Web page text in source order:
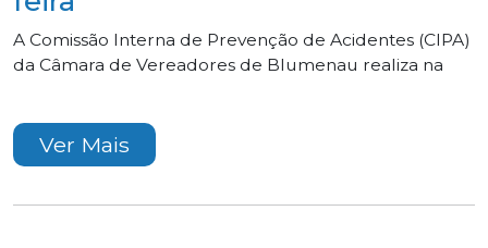
A Comissão Interna de Prevenção de Acidentes (CIPA)
da Câmara de Vereadores de Blumenau realiza na
Ver Mais